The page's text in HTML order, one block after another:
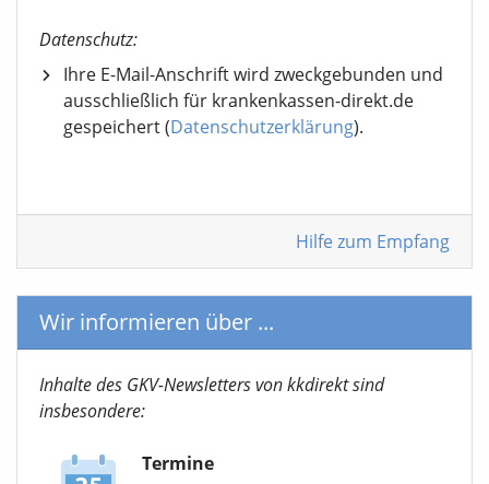
Datenschutz:
Ihre E-Mail-Anschrift wird zweckgebunden und
ausschließlich für krankenkassen-direkt.de
gespeichert (Datenschutzerklärung).
Hilfe zum Empfang
Wir informieren über ...
Inhalte des GKV-Newsletters von kkdirekt sind
insbesondere:
Termine